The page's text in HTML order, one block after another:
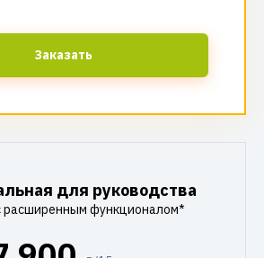
Заказать
для руководства
расширенным функционалом*